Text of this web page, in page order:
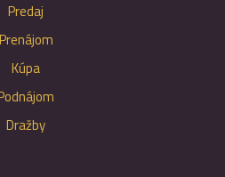
Predaj
Prenájom
Kúpa
Dražby